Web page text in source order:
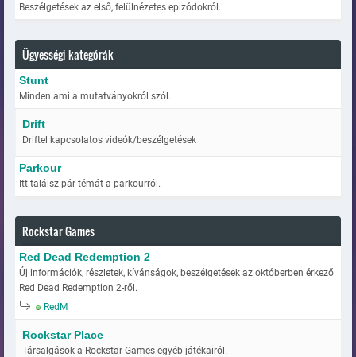
Beszélgetések az első, felülnézetes epizódokról.
Ügyességi kategórák
Stunt
Minden ami a mutatványokról szól.
Drift
Driftel kapcsolatos videók/beszélgetések
Parkour
Itt találsz pár témát a parkourról.
Rockstar Games
Red Dead Redemption 2
Új információk, részletek, kívánságok, beszélgetések az októberben érkező
Red Dead Redemption 2-ről.
RedM
Rockstar Place
Társalgások a Rockstar Games egyéb játékairól.